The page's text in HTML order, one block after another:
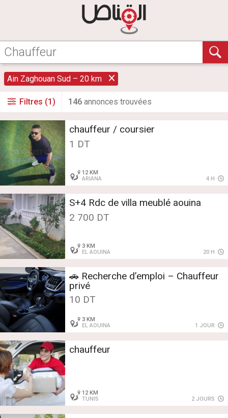
Ain Zaghouan Sud – 20 km
Filtres (1) 146 annonces trouvées
chauffeur / coursier
1 DT
12 KM
ARIANA
4 H
S+4 Rdc de villa meublé aouina
2 700 DT
3 KM
EL AOUINA
20 H
🚗 Recherche d’emploi – Chauffeur
privé
10 DT
3 KM
EL AOUINA
1 JOUR
chauffeur
12 KM
TUNIS
2 JOURS